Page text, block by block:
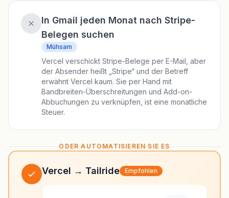
In Gmail jeden Monat nach Stripe-
Belegen suchen
Mühsam
Vercel verschickt Stripe-Belege per E-Mail, aber
der Absender heißt „Stripe“ und der Betreff
erwähnt Vercel kaum. Sie per Hand mit
Bandbreiten-Überschreitungen und Add-on-
Abbuchungen zu verknüpfen, ist eine monatliche
Steuer.
ODER AUTOMATISIEREN SIE ES
Vercel → Tailride Empfohlen